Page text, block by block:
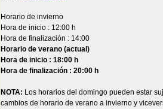
Horario de invierno
Hora de inicio : 12:00 h
Hora de finalización : 14:00
Horario de verano (actual)
Hora de inicio : 18:00 h
Hora de finalización : 20:00 h
NOTA: Los horarios del domingo pueden estar
cambios de horario de verano a invierno y